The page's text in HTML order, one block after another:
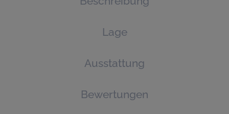
Lage
Ausstattung
Bewertungen